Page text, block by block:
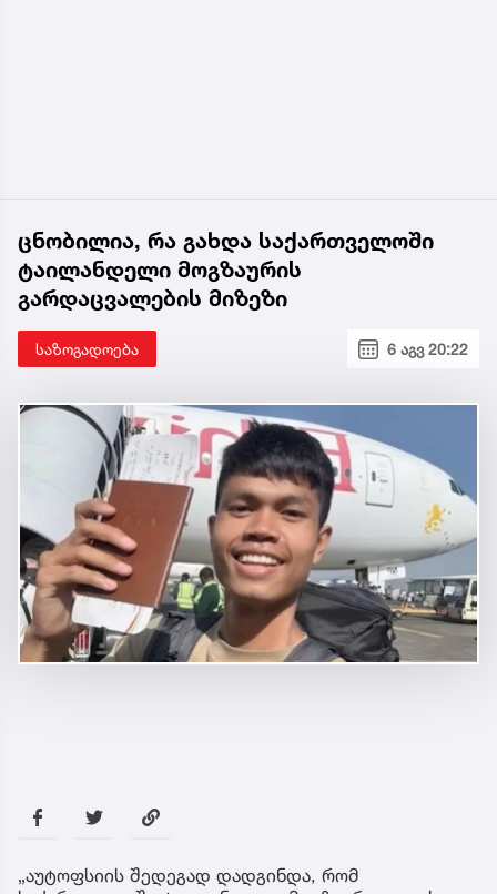
ცნობილია, რა გახდა საქართველოში
ტაილანდელი მოგზაურის
გარდაცვალების მიზეზი
საზოგადოება 6 აგვ 20:22
„აუტოფსიის შედეგად დადგინდა, რომ